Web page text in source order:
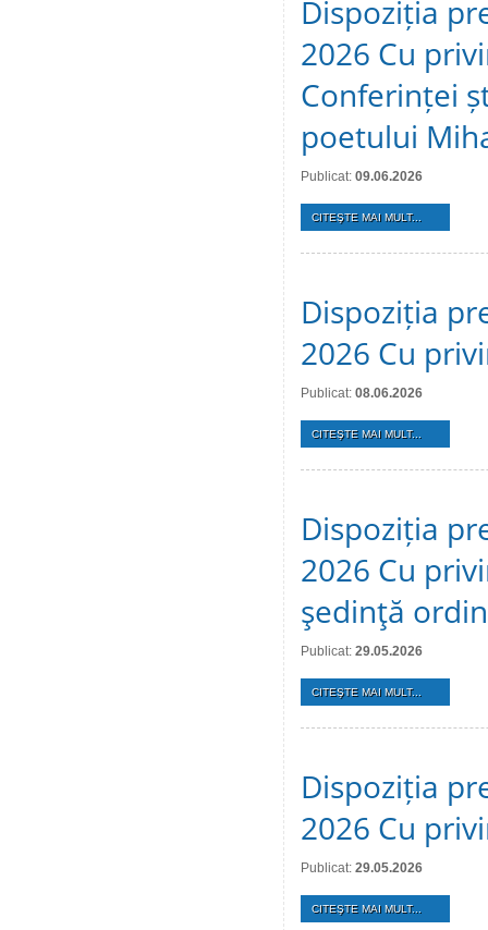
Dispoziția
2026 Cu
Conferinței
poetului
Publicat: 09.06.2026
CITEŞTE MAI MULT...
Dispoziția
2026 Cu
Publicat: 08.06.2026
CITEŞTE MAI MULT...
Dispoziția
2026 Cu
şedinţă
Publicat: 29.05.2026
CITEŞTE MAI MULT...
Dispoziția
2026 Cu
Publicat: 29.05.2026
CITEŞTE MAI MULT...